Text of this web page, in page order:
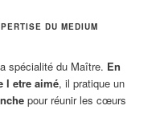
DU MEDIUM
spécialité du Maître. En
l etre aimé, il pratique un
pour réunir les cœurs